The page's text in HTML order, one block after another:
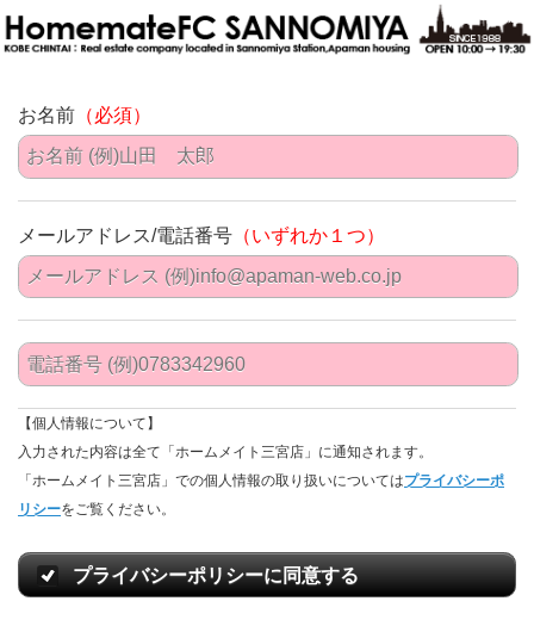
お名前 （必須）
メールアドレス/電話番号 （いずれか１つ）
【個人情報について】
入力された内容は全て「ホームメイト三宮店」に通知されます。
「ホームメイト三宮店」での個人情報の取り扱いについてはプライバシーポ
リシーをご覧ください。
プライバシーポリシーに同意する